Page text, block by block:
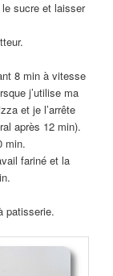
sucre et laisser
8 min à vitesse
j’utilise ma
et je l’arrête
après 12 min).
min.
fariné et la
patisserie.